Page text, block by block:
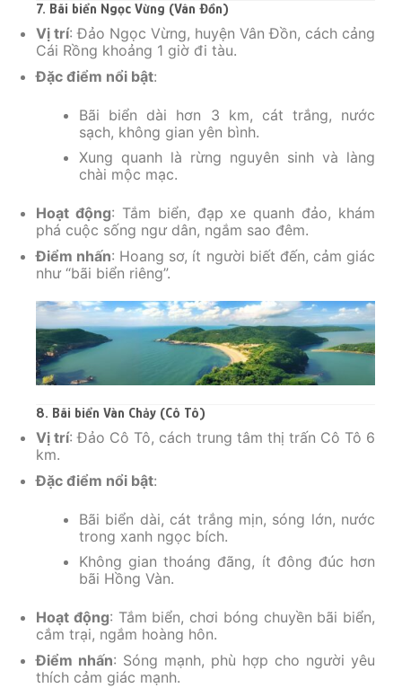
7. Bãi biển Ngọc Vừng (Vân Đồn)
Vị trí: Đảo Ngọc Vừng, huyện Vân Đồn, cách cảng
Cái Rồng khoảng 1 giờ đi tàu.
Đặc điểm nổi bật:
Bãi biển dài hơn 3 km, cát trắng, nước
sạch, không gian yên bình.
Xung quanh là rừng nguyên sinh và làng
chài mộc mạc.
Hoạt động: Tắm biển, đạp xe quanh đảo, khám
phá cuộc sống ngư dân, ngắm sao đêm.
Điểm nhấn: Hoang sơ, ít người biết đến, cảm giác
như “bãi biển riêng”.
8. Bãi biển Vàn Chảy (Cô Tô)
Vị trí: Đảo Cô Tô, cách trung tâm thị trấn Cô Tô 6
km.
Đặc điểm nổi bật:
Bãi biển dài, cát trắng mịn, sóng lớn, nước
trong xanh ngọc bích.
Không gian thoáng đãng, ít đông đúc hơn
bãi Hồng Vàn.
Hoạt động: Tắm biển, chơi bóng chuyền bãi biển,
cắm trại, ngắm hoàng hôn.
Điểm nhấn: Sóng mạnh, phù hợp cho người yêu
thích cảm giác mạnh.